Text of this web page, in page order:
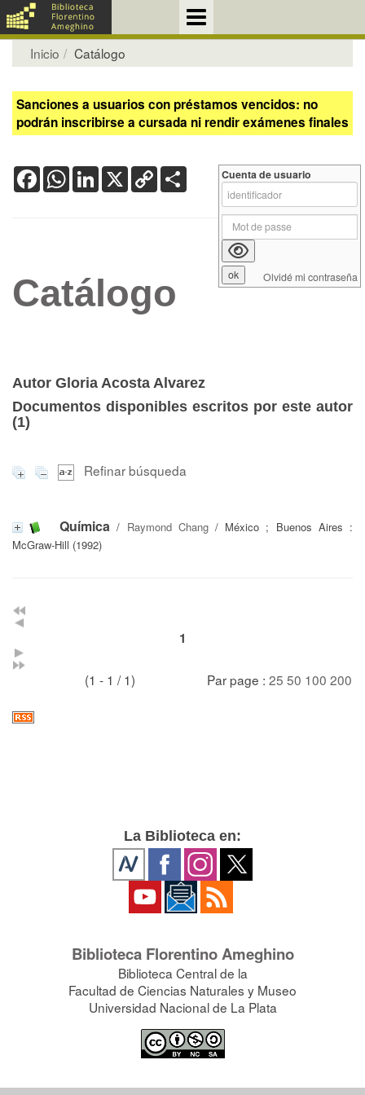
Inicio Catálogo
Sanciones a usuarios con préstamos vencidos: no
podrán inscribirse a cursada ni rendir exámenes finales
FacebookWhatsApp
LinkedIn
X Copy
Link
Catálogo
Autor Gloria Acosta Alvarez
Documentos disponibles escritos por este autor
(1)
Refinar búsqueda
Química / Raymond Chang/ México ; Buenos Aires :
McGraw-Hill (1992)
1
(1 - 1 / 1) Par page : 25 50 100 200
Cuenta de usuario
Olvidé mi contraseña
La Biblioteca en:
Biblioteca Florentino Ameghino
Biblioteca Central de la
Facultad de Ciencias Naturales y Museo
Universidad Nacional de La Plata